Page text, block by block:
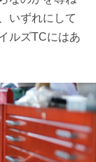
いずれにして
ルズTCにはあ